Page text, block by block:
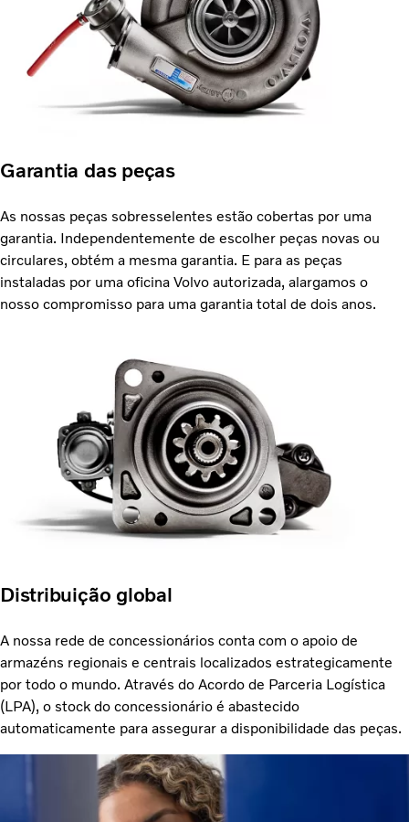
Garantia das peças
As nossas peças sobresselentes estão cobertas por uma
garantia. Independentemente de escolher peças novas ou
circulares, obtém a mesma garantia. E para as peças
instaladas por uma oficina Volvo autorizada, alargamos o
nosso compromisso para uma garantia total de dois anos.
Distribuição global
A nossa rede de concessionários conta com o apoio de
armazéns regionais e centrais localizados estrategicamente
por todo o mundo. Através do Acordo de Parceria Logística
(LPA), o stock do concessionário é abastecido
automaticamente para assegurar a disponibilidade das peças.